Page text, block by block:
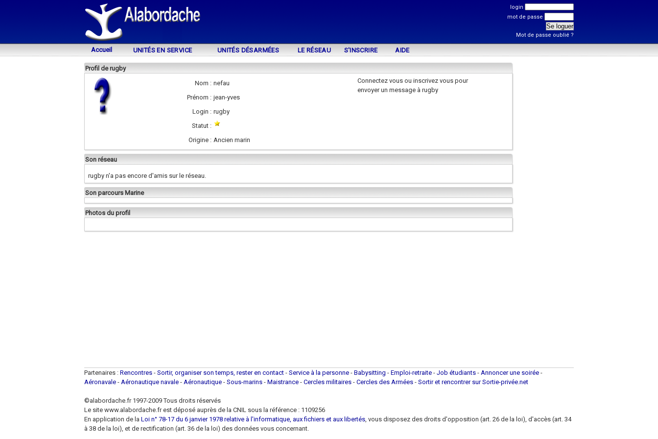
login
mot de passe
Mot de passe oublié ?
Accueil UNITÉS EN SERVICE UNITÉS DÉSARMÉES LE RÉSEAU S'INSCRIRE AIDE
Profil de rugby
Nom : nefau
Prénom : jean-yves
Login : rugby
Statut :
Origine : Ancien marin
Connectez vous ou inscrivez vous pour
envoyer un message à rugby
Son réseau
rugby n'a pas encore d'amis sur le réseau.
Son parcours Marine
Photos du profil
Partenaires : Rencontres - Sortir, organiser son temps, rester en contact - Service à la personne - Babysitting - Emploi-retraite - Job étudiants - Annoncer une soirée -
Aéronavale - Aéronautique navale - Aéronautique - Sous-marins - Maistrance - Cercles militaires - Cercles des Armées - Sortir et rencontrer sur Sortie-privée.net
©alabordache.fr 1997-2009 Tous droits réservés
Le site www.alabordache.fr est déposé auprès de la CNIL sous la référence : 1109256
En application de la Loi n° 78-17 du 6 janvier 1978 relative à l'informatique, aux fichiers et aux libertés, vous disposez des droits d'opposition (art. 26 de la loi), d'accès (art. 34
à 38 de la loi), et de rectification (art. 36 de la loi) des données vous concernant.